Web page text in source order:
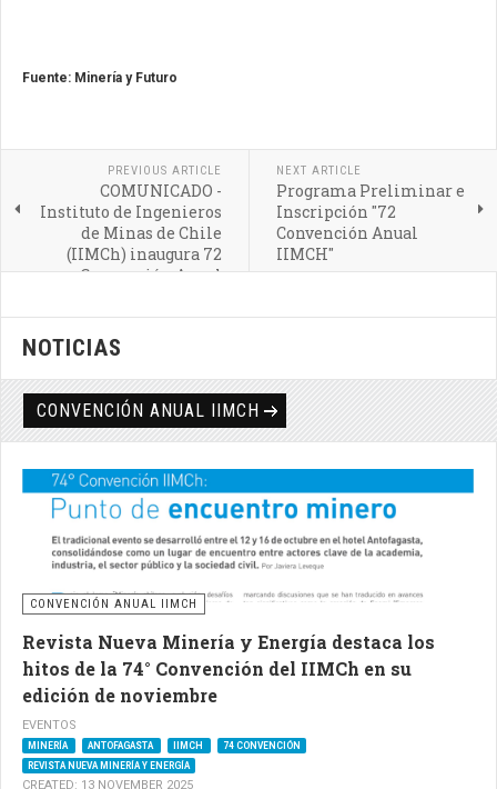
Fuente: Minería y Futuro
PREVIOUS ARTICLE
COMUNICADO -
Instituto de Ingenieros
de Minas de Chile
(IIMCh) inaugura 72
Convención Anual
NEXT ARTICLE
Programa Preliminar e
Inscripción "72
Convención Anual
IIMCH"
NOTICIAS
CONVENCIÓN ANUAL IIMCH
CONVENCIÓN ANUAL IIMCH
Revista Nueva Minería y Energía destaca los
hitos de la 74° Convención del IIMCh en su
edición de noviembre
EVENTOS
MINERÍA ANTOFAGASTA IIMCH
74 CONVENCIÓN
REVISTA NUEVA MINERÍA Y ENERGÍA
CREATED: 13 NOVEMBER 2025